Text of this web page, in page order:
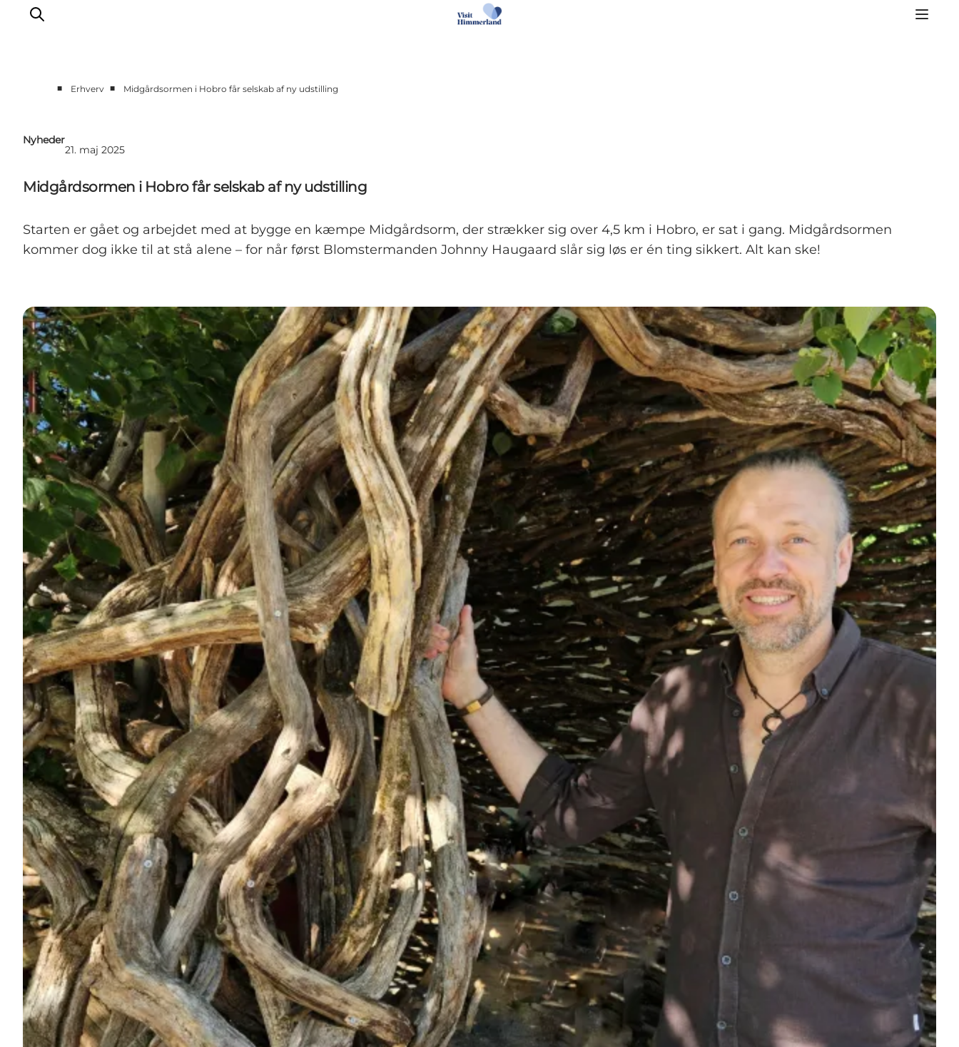
Partnerskaber
Projekter
Om Destination Himmerland
■ Erhverv ■ Midgårdsormen i Hobro får selskab af ny udstilling
Nyheder
21. maj 2025
Midgårdsormen i Hobro får selskab af ny udstilling
Starten er gået og arbejdet med at bygge en kæmpe Midgårdsorm, der strækker sig over 4,5 km i Hobro, er sat i gang. Midgårdsormen
kommer dog ikke til at stå alene – for når først Blomstermanden Johnny Haugaard slår sig løs er én ting sikkert. Alt kan ske!